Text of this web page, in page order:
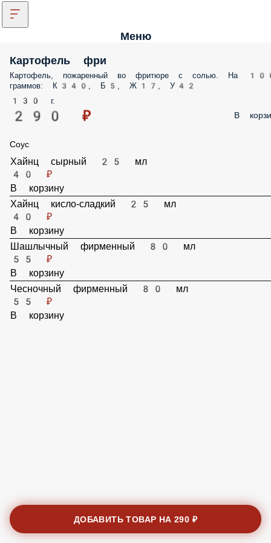
Меню
Картофель фри
Картофель, пожаренный во фритюре с солью. На
граммов: К 340, Б 5, Ж 17, У 42
130 г.
290 ₽ В
Соус
Хайнц сырный 25 мл
40 ₽
В корзину
Хайнц кисло-сладкий 25 мл
40 ₽
В корзину
55 ₽
В корзину
Чесночный фирменный 80 мл
ДОБАВИТЬ ТОВАР НА290 ₽